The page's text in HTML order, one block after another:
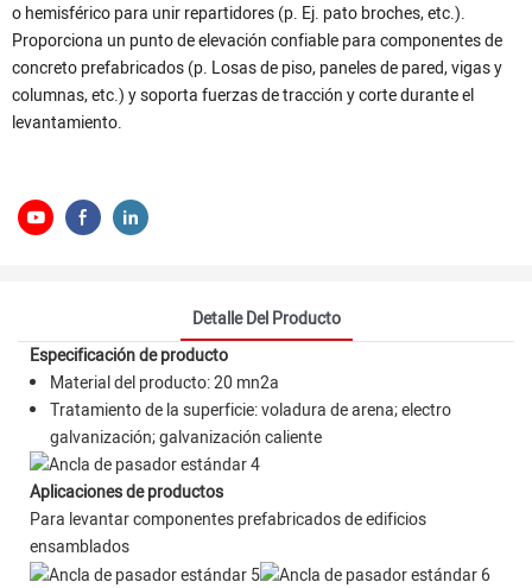
o hemisférico para unir repartidores (p. Ej. pato broches, etc.).
Proporciona un punto de elevación confiable para componentes de
concreto prefabricados (p. Losas de piso, paneles de pared, vigas y
columnas, etc.) y soporta fuerzas de tracción y corte durante el
levantamiento.
Detalle Del Producto
Especificación de producto
Material del producto: 20 mn2a
Tratamiento de la superficie: voladura de arena; electro
galvanización; galvanización caliente
Aplicaciones de productos
Para levantar componentes prefabricados de edificios
ensamblados